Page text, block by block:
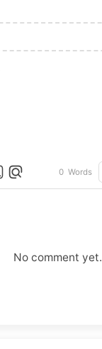
0 Words
No comment yet.